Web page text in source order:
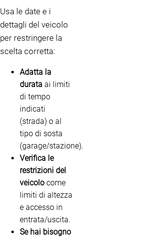
Usa le date e i
dettagli del veicolo
per restringere la
scelta corretta:
Adatta la
durata ai limiti
di tempo
indicati
(strada) o al
tipo di sosta
(garage/stazione).
Verifica le
restrizioni del
veicolo come
limiti di altezza
e accesso in
entrata/uscita.
Se hai bisogno